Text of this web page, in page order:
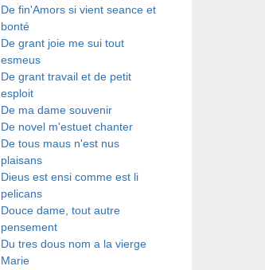
De fin'Amors si vient seance et
bonté
De grant joie me sui tout
esmeus
De grant travail et de petit
esploit
De ma dame souvenir
De novel m'estuet chanter
De tous maus n'est nus
plaisans
Dieus est ensi comme est li
pelicans
Douce dame, tout autre
pensement
Du tres dous nom a la vierge
Marie